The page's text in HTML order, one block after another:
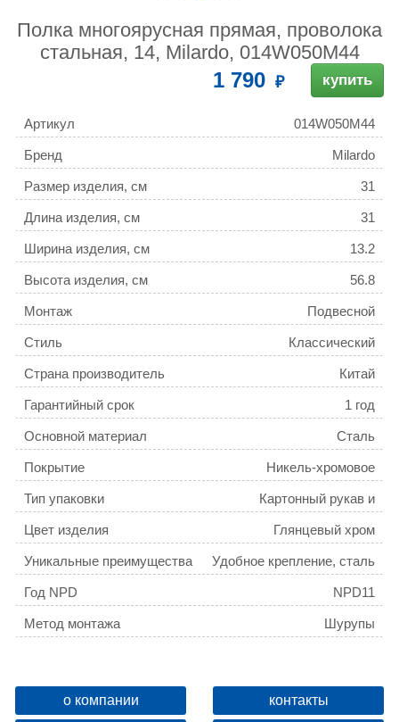
Полка многоярусная прямая, проволока
стальная, 14, Milardo, 014W050M44
1 790 купить
Артикул 014W050M44
Бренд Milardo
Размер изделия, см 31
Длина изделия, см 31
Ширина изделия, см 13.2
Высота изделия, см 56.8
Монтаж Подвесной
Стиль Классический
Страна производитель Китай
Гарантийный срок 1 год
Основной материал Сталь
Покрытие Никель-хромовое
Тип упаковки
Картонный рукав и
полиэтиленовый пакет
Цвет изделия
Глянцевый хром
Уникальные преимущества
Удобное крепление, сталь
повышенной прочности со
стойким никель-хромовым
покрытием.
Год NPD NPD11
Метод монтажа Шурупы
о компании контакты